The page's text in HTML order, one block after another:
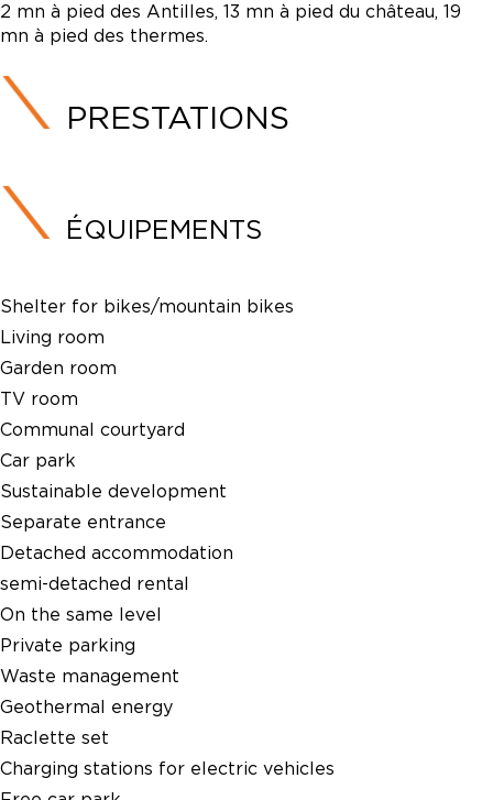
2 mn à pied des Antilles, 13 mn à pied du château, 19
mn à pied des thermes.
PRESTATIONS
ÉQUIPEMENTS
Shelter for bikes/mountain bikes
Living room
Garden room
TV room
Communal courtyard
Car park
Sustainable development
Separate entrance
Detached accommodation
semi-detached rental
On the same level
Private parking
Waste management
Geothermal energy
Raclette set
Charging stations for electric vehicles